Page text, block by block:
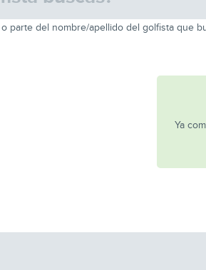
o parte del nombre/apellido del golfista que
Ya